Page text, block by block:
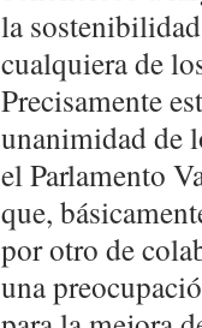
la
cualquiera de
Precisamente
unanimidad de
el Parlamento
que,
por otro de
una